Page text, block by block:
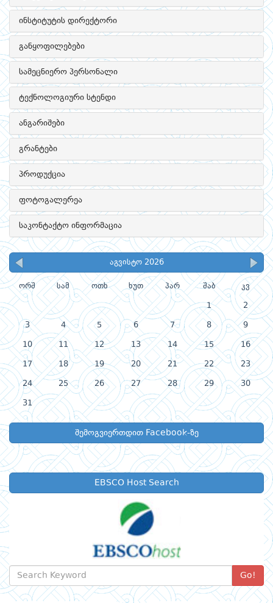
ინსტიტუტის დირექტორი
განყოფილებები
სამეცნიერო პერსონალი
ტექნოლოგიური სტენდი
ანგარიშები
გრანტები
პროდუქცია
ფოტოგალერეა
საკონტაქტო ინფორმაცია
აგვისტო 2026
ორშ სამ ოთხ ხუთ პარ შაბ კვ
1 2
3 4 5 6 7 8 9
10 11 12 13 14 15 16
17 18 19 20 21 22 23
24 25 26 27 28 29 30
31
შემოგვიერთდით Facebook-ზე
EBSCO Host Search
Go!